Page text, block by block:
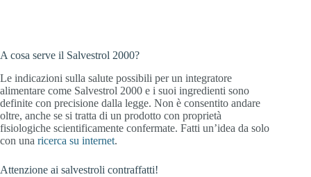
A cosa serve il Salvestrol 2000?
Le indicazioni sulla salute possibili per un integratore
alimentare come Salvestrol 2000 e i suoi ingredienti sono
definite con precisione dalla legge. Non è consentito andare
oltre, anche se si tratta di un prodotto con proprietà
fisiologiche scientificamente confermate. Fatti un’idea da solo
con una ricerca su internet.
Attenzione ai salvestroli contraffatti!